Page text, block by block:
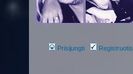
Prisijungti Registruotis